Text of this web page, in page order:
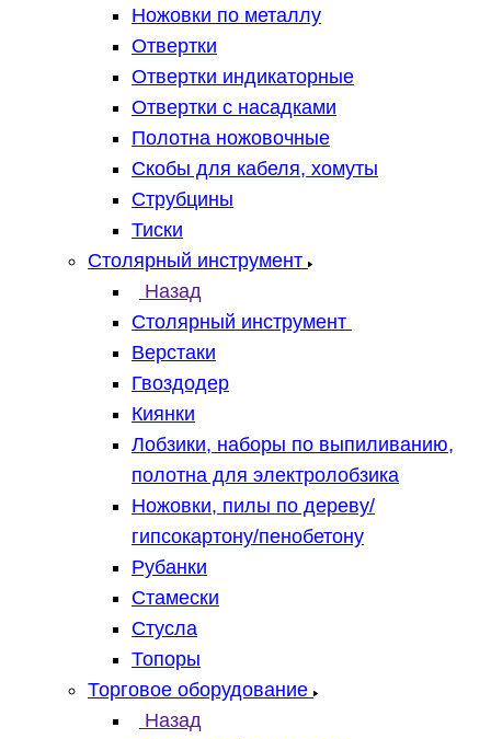
Ножовки по металлу
Отвертки
Отвертки индикаторные
Отвертки с насадками
Полотна ножовочные
Скобы для кабеля, хомуты
Струбцины
Тиски
Столярный инструмент
Назад
Столярный инструмент
Верстаки
Гвоздодер
Киянки
Лобзики, наборы по выпиливанию,
полотна для электролобзика
Ножовки, пилы по дереву/
гипсокартону/пенобетону
Рубанки
Стамески
Стусла
Топоры
Торговое оборудование
Назад